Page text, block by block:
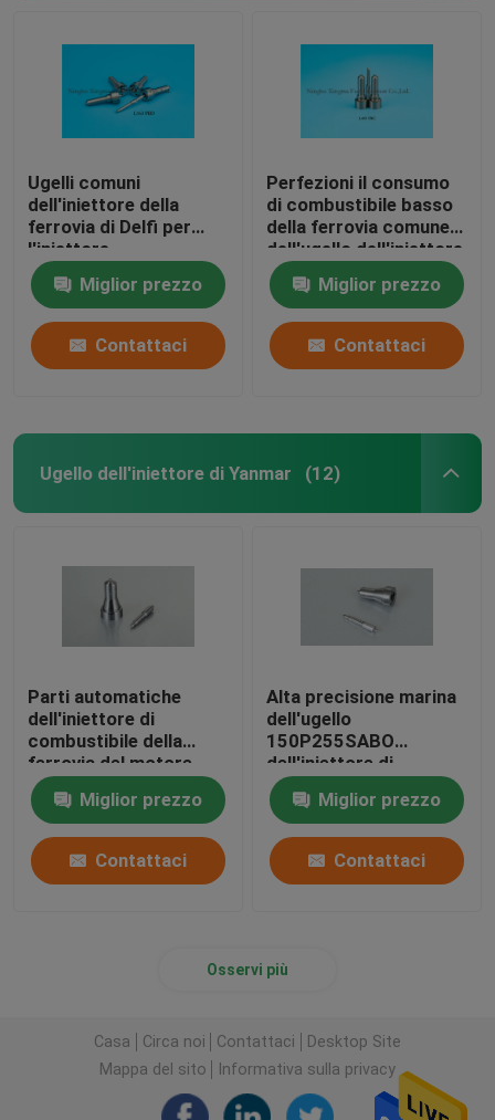
Ugelli comuni
dell'iniettore della
ferrovia di Delfi per
l'iniettore
BEBE4D08004/4D24004/4D24104
del motore diesel
Miglior prezzo
Contattaci
Perfezioni il consumo
di combustibile basso
della ferrovia comune
dell'ugello dell'iniettore
di combustibile di Delfi
di progettazione
Miglior prezzo
Contattaci
Ugello dell'iniettore di Yanmar (12)
Parti automatiche
dell'iniettore di
combustibile della
ferrovia del motore
diesel di Yanmar
dell'ugello comune
dell'iniettore
Miglior prezzo
Contattaci
Alta precisione marina
dell'ugello
150P255SABO
dell'iniettore di
combustibile di Yanmar
del motoreMiglior prezzo
Contattaci
Osservi più
Casa Circa noi Contattaci
Desktop Site
Mappa del sito
Informativa sulla privacy